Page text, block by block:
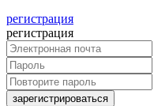
регистрация
регистрация
зарегистрироваться